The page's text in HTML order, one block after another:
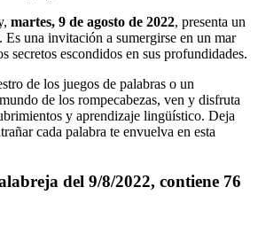
martes, 9 de agosto de 2022, presenta un
Es una invitación a sumergirse en un mar
secretos escondidos en sus profundidades.
de los juegos de palabras o un
de los rompecabezas, ven y disfruta
y aprendizaje lingüístico. Deja
cada palabra te envuelva en esta
del 9/8/2022, contiene 76